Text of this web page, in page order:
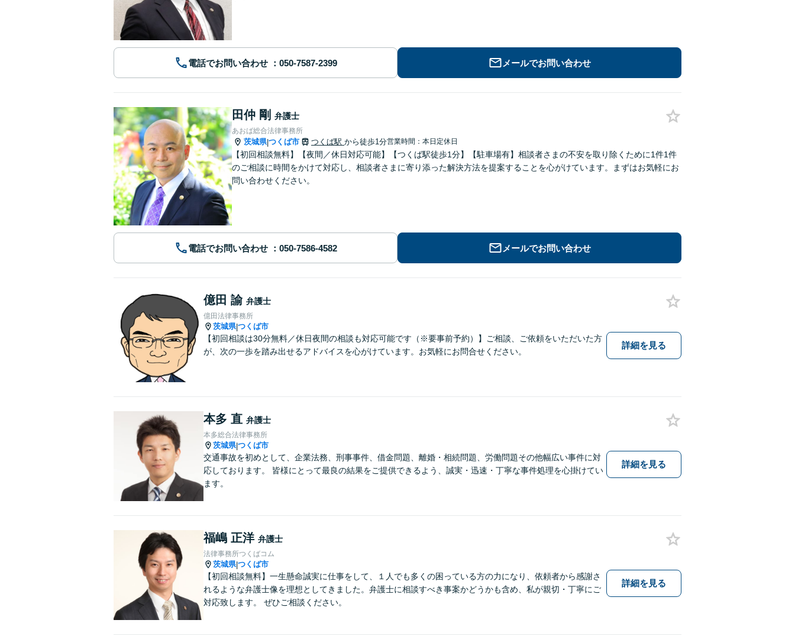
電話でお問い合わせ メールでお問い合わせ
田仲 剛 弁護士
あおば総合法律事務所
茨城県|つくば市 つくば駅 から徒歩1分営業時間：本日定休日
【初回相談無料】【夜間／休日対応可能】【つくば駅徒歩1分】【駐車場有】相談者さまの不安を取り除くために1件1件
のご相談に時間をかけて対応し、相談者さまに寄り添った解決方法を提案することを心がけています。まずはお気軽にお
問い合わせください。
電話でお問い合わせ メールでお問い合わせ
億田 諭 弁護士
億田法律事務所
茨城県|つくば市
【初回相談は30分無料／休日夜間の相談も対応可能です（※要事前予約）】ご相談、ご依頼をいただいた方
が、次の一歩を踏み出せるアドバイスを心がけています。お気軽にお問合せください。
詳細を見る
本多 直 弁護士
本多総合法律事務所
茨城県|つくば市
交通事故を初めとして、企業法務、刑事事件、借金問題、離婚・相続問題、労働問題その他幅広い事件に対
応しております。 皆様にとって最良の結果をご提供できるよう、誠実・迅速・丁寧な事件処理を心掛けてい
ます。
詳細を見る
福嶋 正洋 弁護士
法律事務所つくばコム
茨城県|つくば市
【初回相談無料】一生懸命誠実に仕事をして、１人でも多くの困っている方の力になり、依頼者から感謝さ
れるような弁護士像を理想としてきました。弁護士に相談すべき事案かどうかも含め、私が親切・丁寧にご
対応致します。 ぜひご相談ください。
詳細を見る